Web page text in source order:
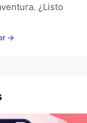
¿Listo